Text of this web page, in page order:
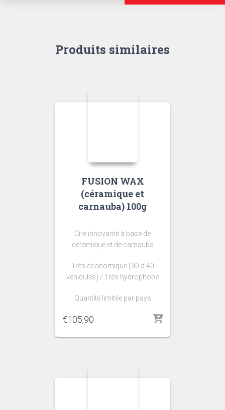
Produits similaires
FUSION WAX
(céramique et
carnauba) 100g
Cire innovante à base de
céramique et de carnauba
Très économique (30 à 40
véhicules) / Très hydrophobe
Quantité limitée par pays
€105,90